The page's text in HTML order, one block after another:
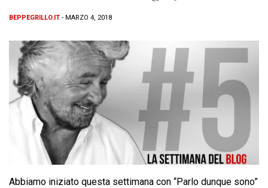
BEPPEGRILLO.IT - MARZO 4, 2018
Abbiamo iniziato questa settimana con “Parlo dunque sono”